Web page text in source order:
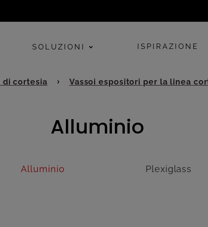
SOLUZIONI ISPIRAZIONE
cortesia Vassoi espositori per la linea
Alluminio
Alluminio Plexiglass